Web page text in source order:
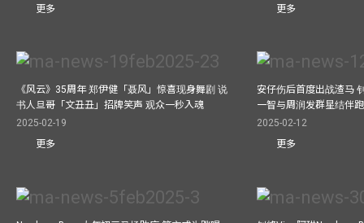
更多
更多
《风云》35周年 郑伊健「聂风」惊喜现身舞剧 说
书人旦哥「文丑丑」招牌笑声 观众一秒入魂
2025-02-19
更多
安仔伤后首度出战渣马
一智与周润发群星结伴
2025-02-12
更多